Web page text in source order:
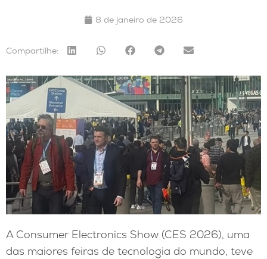
8 de janeiro de 2026
Compartilhe:
A Consumer Electronics Show (CES 2026), uma
das maiores feiras de tecnologia do mundo, teve